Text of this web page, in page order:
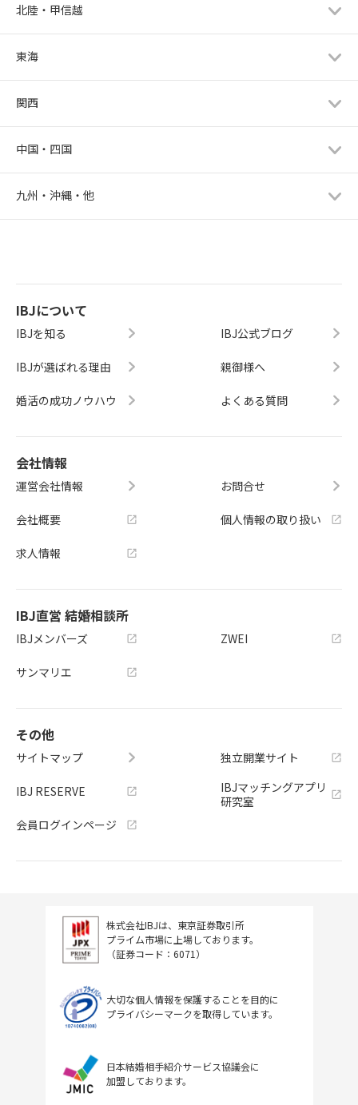
北陸・甲信越
東海
関西
中国・四国
九州・沖縄・他
IBJについて
IBJを知る
IBJが選ばれる理由
婚活の成功ノウハウ
IBJ公式ブログ
親御様へ
よくある質問
会社情報
運営会社情報
会社概要
求人情報
お問合せ
個人情報の取り扱い
IBJ直営 結婚相談所
IBJメンバーズ
サンマリエ
ZWEI
その他
サイトマップ
IBJ RESERVE
会員ログインページ
独立開業サイト
IBJマッチングアプリ
研究室
株式会社IBJは、東京証券取引所
プライム市場に上場しております。
（証券コード：6071）
大切な個人情報を保護することを目的に
プライバシーマークを取得しています。
日本結婚相手紹介サービス協議会に
加盟しております。